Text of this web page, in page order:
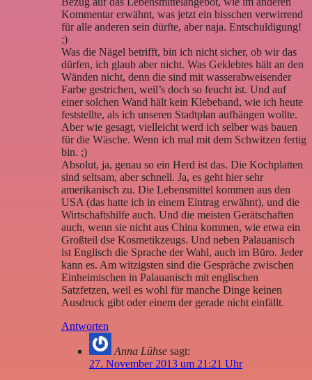
Kommentar erwähnt, was jetzt ein bisschen verwirrend
für alle anderen sein dürfte, aber naja. Entschuldigung!
;)
Was die Nägel betrifft, bin ich nicht sicher, ob wir das
dürfen, ich glaub aber nicht. Was Geklebtes hält an den
Wänden nicht, denn die sind mit wasserabweisender
Farbe gestrichen, weil’s doch so feucht ist. Und auf
einer solchen Wand hält kein Klebeband, wie ich heute
feststellte, als ich unseren Stadtplan aufhängen wollte.
Aber wie gesagt, vielleicht werd ich selber was bauen
für die Wäsche. Wenn ich mal mit dem Schwitzen fertig
bin. ;)
Absolut, ja, genau so ein Herd ist das. Die Kochplatten
sind seltsam, aber schnell. Ja, es geht hier sehr
amerikanisch zu. Die Lebensmittel kommen aus den
USA (das hatte ich in einem Eintrag erwähnt), und die
Wirtschaftshilfe auch. Und die meisten Gerätschaften
auch, wenn sie nicht aus China kommen, wie etwa ein
Großteil dse Kosmetikzeugs. Und neben Palauanisch
ist Englisch die Sprache der Wahl, auch im Büro. Jeder
kann es. Am witzigsten sind die Gespräche zwischen
Einheimischen in Palauanisch mit englischen
Satzfetzen, weil es wohl für manche Dinge keinen
Ausdruck gibt oder einem der gerade nicht einfällt.
Antworten
Anna Lühse sagt:
27. November 2013 um 21:21 Uhr